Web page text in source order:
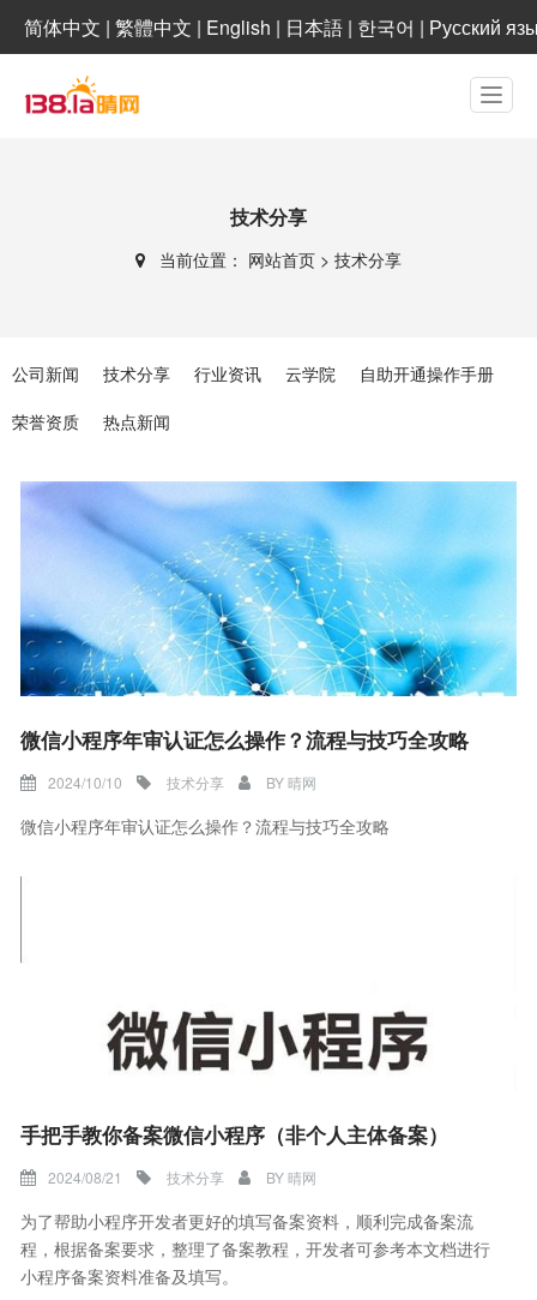
简体中文 | 繁體中文 | English | 日本語 | 한국어 | Русский
技术分享
当前位置： 网站首页 > 技术分享
公司新闻 技术分享 行业资讯 云学院
自助开通操作手册
荣誉资质
热点新闻
微信小程序年审认证怎么操作？流程与技巧全攻略
2024/10/10 技术分享 BY晴网
微信小程序年审认证怎么操作？流程与技巧全攻略
手把手教你备案微信小程序（非个人主体备案）
2024/08/21 技术分享 BY晴网
为了帮助小程序开发者更好的填写备案资料，顺利完成备案流
程，根据备案要求，整理了备案教程，开发者可参考本文档进行
小程序备案资料准备及填写。